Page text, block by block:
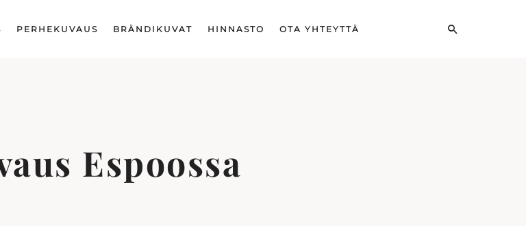
PERHEKUVAUS BRÄNDIKUVAT HINNASTO OTA YHTEYTTÄ
Espoossa